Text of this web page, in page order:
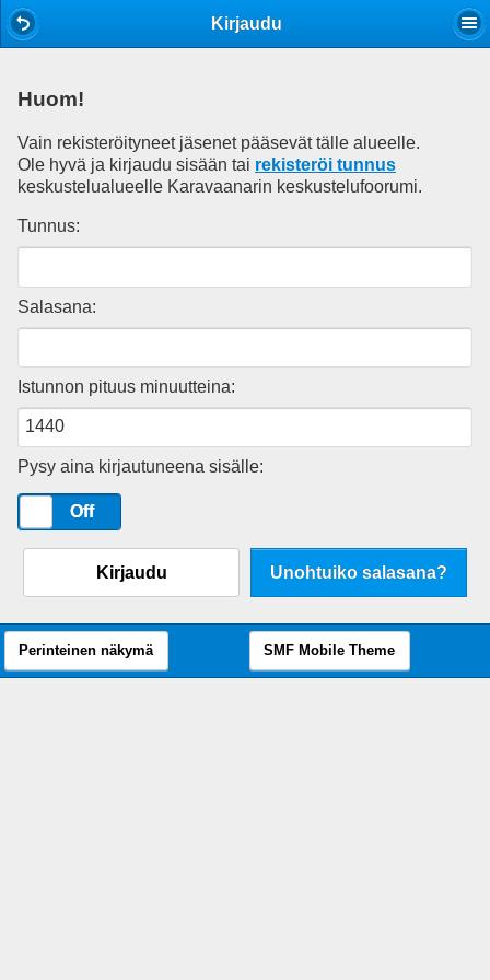
Kirjaudu
Huom!
Vain rekisteröityneet jäsenet pääsevät tälle alueelle.
Ole hyvä ja kirjaudu sisään tai rekisteröi tunnus
keskustelualueelle Karavaanarin keskustelufoorumi.
Tunnus:
Salasana:
Istunnon pituus minuutteina:
Pysy aina kirjautuneena sisälle:
Off
Kirjaudu Unohtuiko salasana?
Perinteinen näkymä SMF Mobile Theme